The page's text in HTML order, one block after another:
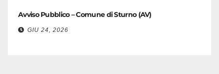
Avviso Pubblico – Comune di Sturno (AV)
GIU 24, 2026